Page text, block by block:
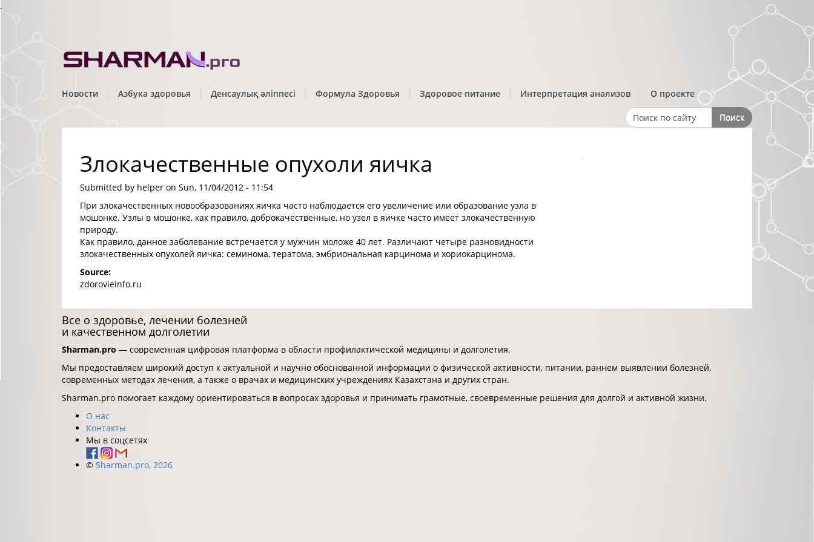
.
Новости Азбука здоровья Денсаулық әліппесі Формула Здоровья Здоровое питание Интерпретация анализов О проекте
Search formПоиск
Злокачественные опухоли яичка
Submitted by helper on Sun, 11/04/2012 - 11:54
При злокачественных новообразованиях яичка часто наблюдается его увеличение или образование узла в
мошонке. Узлы в мошонке, как правило, доброкачественные, но узел в яичке часто имеет злокачественную
природу.
Как правило, данное заболевание встречается у мужчин моложе 40 лет. Различают четыре разновидности
злокачественных опухолей яичка: семинома, тератома, эмбриональная карцинома и хориокарцинома.
Source:
zdorovieinfo.ru
Все о здоровье, лечении болезней
и качественном долголетии
Sharman.pro — современная цифровая платформа в области профилактической медицины и долголетия.
Мы предоставляем широкий доступ к актуальной и научно обоснованной информации о физической активности, питании, раннем выявлении болезней,
современных методах лечения, а также о врачах и медицинских учреждениях Казахстана и других стран.
Sharman.pro помогает каждому ориентироваться в вопросах здоровья и принимать грамотные, своевременные решения для долгой и активной жизни.
О нас
Контакты
Мы в соцсетях
© Sharman.pro, 2026